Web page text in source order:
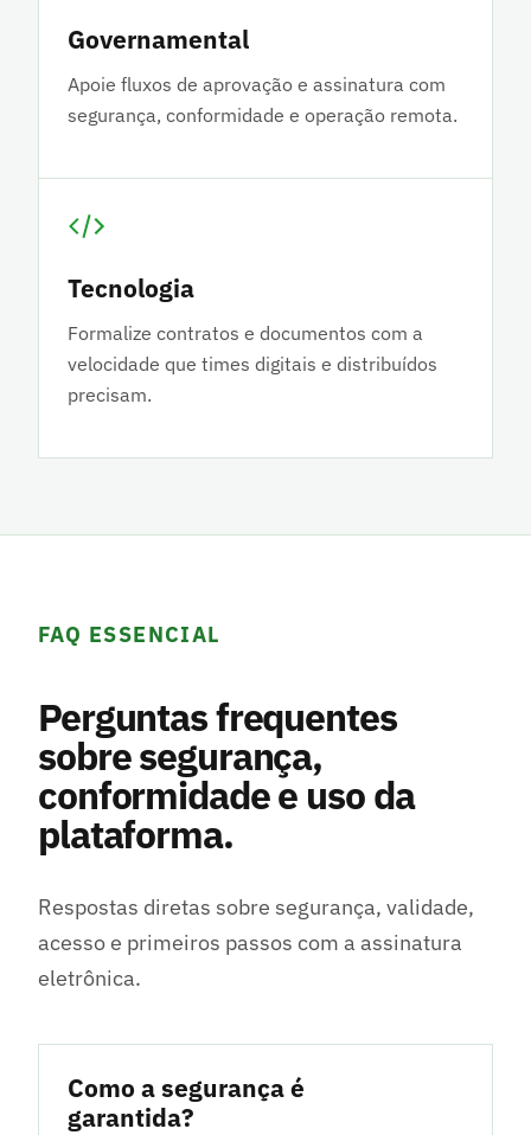
Governamental
Apoie fluxos de aprovação e assinatura com
segurança, conformidade e operação remota.
Tecnologia
Formalize contratos e documentos com a
velocidade que times digitais e distribuídos
precisam.
FAQ ESSENCIAL
Perguntas frequentes
sobre segurança,
conformidade e uso da
plataforma.
Respostas diretas sobre segurança, validade,
acesso e primeiros passos com a assinatura
eletrônica.
Como a segurança é
garantida?